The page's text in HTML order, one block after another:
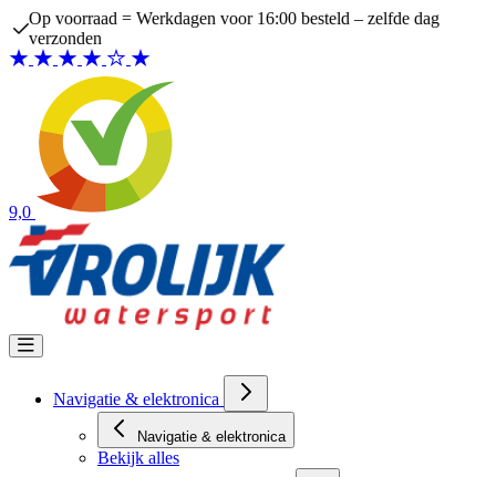
Ga naar de inhoud
Op voorraad = Werkdagen voor 16:00 besteld – zelfde dag
verzonden
9,0
Navigatie & elektronica
Navigatie & elektronica
Bekijk alles